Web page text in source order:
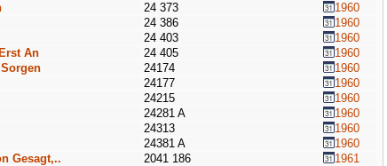
24 373
1960
24 386
1960
24 403
1960
An
24 405
1960
24174
1960
24177
1960
24215
1960
24281 A
1960
24313
1960
24381 A
1960
Gesagt,..
2041 186
1961